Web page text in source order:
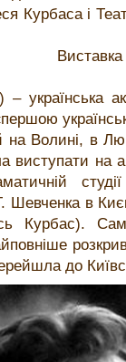
Курбаса і
– українська
Волині, в
виступати на
Шевченка в
Курбас).
до